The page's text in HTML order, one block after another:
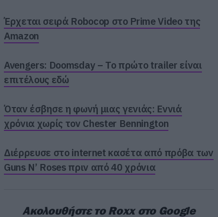
κλικ εδώ.
Έρχεται σειρά Robocop στο Prime Video της
Amazon
Avengers: Doomsday – Το πρώτο trailer είναι
επιτέλους εδώ
Όταν έσβησε η φωνή μιας γενιάς: Εννιά
χρόνια χωρίς τον Chester Bennington
Διέρρευσε στο internet κασέτα από πρόβα των
Guns N’ Roses πριν από 40 χρόνια
Ακολουθήστε το Roxx στο Google